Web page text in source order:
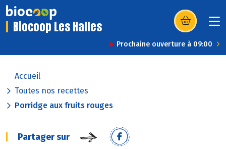
Biocoop Les Halles (s’ouvre dans
Prochaine ouverture à 09:00
Accueil
Toutes nos recettes
Porridge aux fruits rouges
Partager sur